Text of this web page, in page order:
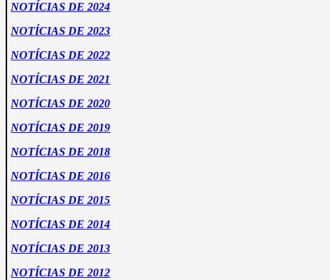
NOTÍCIAS DE 2024
NOTÍCIAS DE 2023
NOTÍCIAS DE 2022
NOTÍCIAS DE 2021
NOTÍCIAS DE 2020
NOTÍCIAS DE 2019
NOTÍCIAS DE 2018
NOTÍCIAS DE 2016
NOTÍCIAS DE 2015
NOTÍCIAS DE 2014
NOTÍCIAS DE 2013
NOTÍCIAS DE 2012